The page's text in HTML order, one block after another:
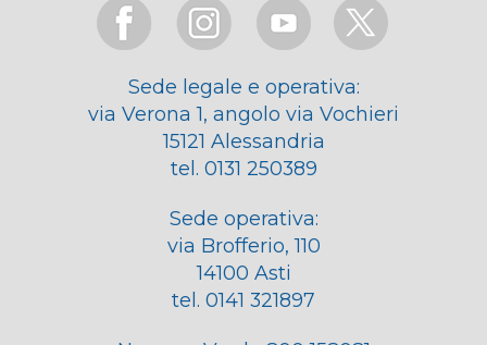
Sede legale e operativa:
via Verona 1, angolo via Vochieri
15121 Alessandria
tel. 0131 250389
Sede operativa:
via Brofferio, 110
14100 Asti
tel. 0141 321897